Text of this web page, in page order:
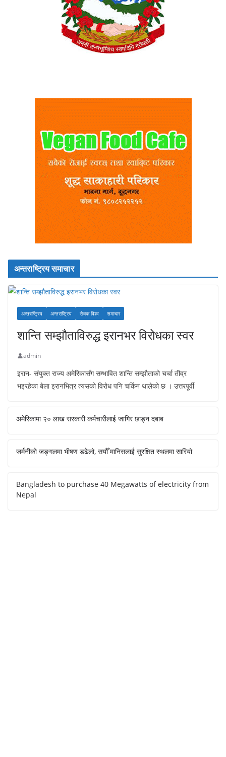
अन्तराष्ट्रिय समाचार
अन्तराष्ट्रिय अन्तराष्ट्रिय रोचक विश्व समाचार
शान्ति सम्झौताविरुद्ध इरानभर विरोधका स्वर
admin
इरान- संयुक्त राज्य अमेरिकासँग सम्भावित शान्ति सम्झौताको चर्चा तीव्र
भइरहेका बेला इरानभित्र त्यसको विरोध पनि चर्किन थालेको छ । उत्तरपूर्वी
अमेरिकामा २० लाख सरकारी कर्मचारीलाई जागिर छाड्न दबाब
जर्मनीको जङ्गलमा भीषण डढेलो, सयौँ मानिसलाई सुरक्षित स्थलमा सारियो
Bangladesh to purchase 40 Megawatts of electricity from
Nepal